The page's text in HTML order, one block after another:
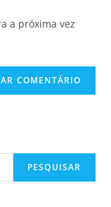
a próxima vez
PESQUISAR